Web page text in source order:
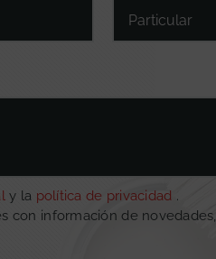
y la política de privacidad .
con información de novedades,